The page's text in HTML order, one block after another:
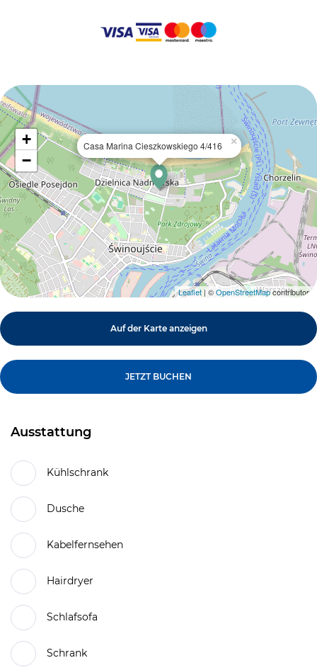
Casa Marina Cieszkowskiego 4/416 ×
+
−
Leaflet | ©OpenStreetMapcontributors
Auf der Karte anzeigen
JETZT BUCHEN
Ausstattung
Kühlschrank
Dusche
Kabelfernsehen
Hairdryer
Schlafsofa
Schrank